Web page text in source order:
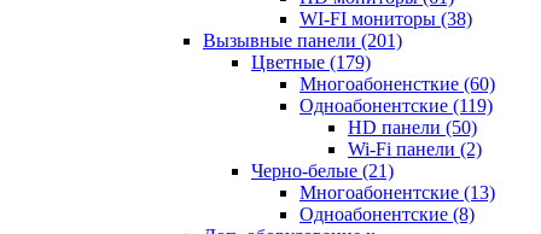
WI-FI мониторы (38)
Вызывные панели (201)
Цветные (179)
Многоабоненсткие (60)
Одноабонентские (119)
HD панели (50)
Wi-Fi панели (2)
Черно-белые (21)
Многоабонентские (13)
Одноабонентские (8)